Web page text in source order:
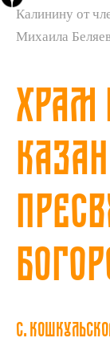
Калинину от
Михаила
Храм
с.